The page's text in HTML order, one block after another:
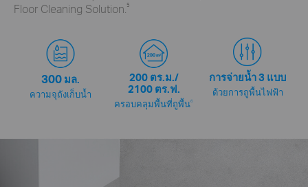
Floor Cleaning Solution. 5
300มล.
ความจุถังเก็บน้ำ
200 ตร.ม./
2100 ตร.ฟ.
ครอบคลุมพื้นที่ถูพื้น6
การจ่ายน้ำ 3 แบบ
ด้วยการถูพื้นไฟฟ้า